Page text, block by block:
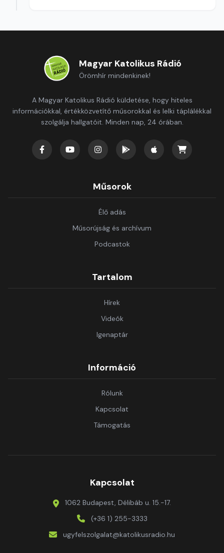
Magyar Katolikus Rádió
Örömhír mindenkinek!
A Magyar Katolikus Rádió küldetése, hogy hiteles
információkkal, értékközvetítő műsorokkal és lelki táplálékkal
szolgálja hallgatóit. Minden nap, 24 órában.
Műsorok
Élő adás
Műsorújság és archívum
Podcastok
Tartalom
Hírek
Videók
Igenaptár
Információ
Rólunk
Kapcsolat
Támogatás
Kapcsolat
1062 Budapest, Délibáb u. 15.-17.
(+36 1) 255-3333
ugyfelszolgalat@katolikusradio.hu